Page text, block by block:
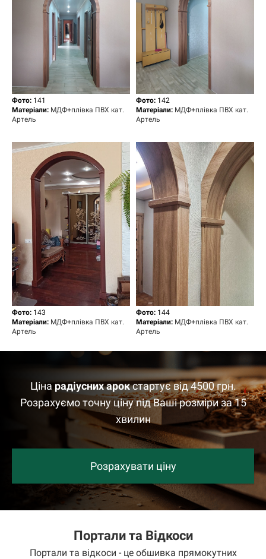
Фото: 141
Матеріали: МДФ+плівка ПВХ кат.
Артель
Фото: 142
Матеріали: МДФ+плівка ПВХ кат.
Артель
Фото: 143
Матеріали: МДФ+плівка ПВХ кат.
Артель
Фото: 144
Матеріали: МДФ+плівка ПВХ кат.
Артель
Ціна радіуснихарокстартує від 4500 грн.
Розрахуємо точну ціну під Ваші розміри за 15
хвилин
Розрахувати ціну
Портали та Відкоси
Портали та відкоси - це обшивка прямокутних